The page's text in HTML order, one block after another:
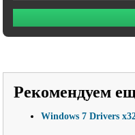
Рекомендуем
Windows 7 Drivers